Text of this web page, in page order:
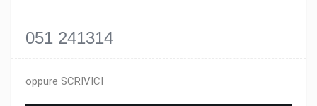
051 241314
oppure SCRIVICI